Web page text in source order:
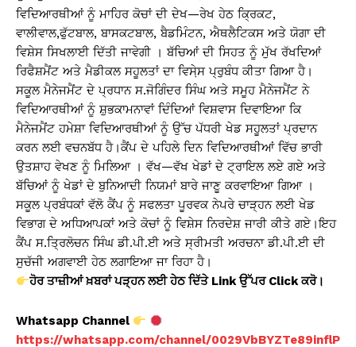
ਵਿਦਿਆਰਥੀਆਂ ਨੂੰ ਮਾਹਿਰ ਕੋਚਾਂ ਦੀ ਦੇਖ—ਰੇਖ ਹੇਠ ਕ੍ਰਿਕਟ,
ਵਾਲੀਵਾਲ,ਫੁੱਟਬਾਲ, ਬਾਸਕਟਬਾਲ, ਬੈਡਮਿੰਟਨ, ਐਥਲੈਟਿਕਸ ਅਤੇ ਯੋਗਾ ਦੀ
ਵਿਸ਼ੇਸ ਸਿਖਲਾਈ ਦਿੱਤੀ ਜਾਵੇਗੀ । ਬੱਚਿਆਂ ਦੀ ਸਿਹਤ ਨੂੰ ਮੁੱਖ ਰੱਖਦਿਆਂ
ਰਿਫੈਸ਼ਮੈਂਟ ਅਤੇ ਮੈਡੀਕਲ ਸਹੂਲਤਾਂ ਦਾ ਵਿਸੇ਼ਸ ਪ੍ਰੁਬੰਧ ਕੀਤਾ ਗਿਆ ਹੈ।
ਸਕੂਲ ਮੈਨੇਜਮੈਂਟ ਦੇ ਪ੍ਰਧਾਨ ਸ.ਜੋਗਿੰਦਰ ਸਿੰਘ ਅਤੇ ਸਮੂਹ ਮੈਨੇਜਮੈਂਟ ਨੇ
ਵਿਦਿਆਰਥੀਆਂ ਨੂੰ ਸ਼ੁਭਕਾਮਨਾਵਾਂ ਦਿੰਦਿਆਂ ਵਿਸ਼ਵਾਸ ਦਿਵਾਇਆ ਕਿ
ਮੈਨੇਜਮੈਂਟ ਹਮੇਸ਼ਾ ਵਿਦਿਆਰਥੀਆਂ ਨੂੰ ਉੱਚ ਪੱਧਰੀ ਖੇਡ ਸਹੂਲਤਾਂ ਪ੍ਰਦਾਨ
ਕਰਨ ਲਈ ਵਚਨਬੱਧ ਹੈ।ਕੈਂਪ ਦੇ ਪਹਿਲੇ ਦਿਨ ਵਿਦਿਆਰਥੀਆਂ ਵਿੱਚ ਭਾਰੀ
ਉਤਸ਼ਾਹ ਵੇਖਣ ਨੂੰ ਮਿਲਿਆ । ਵੱਖ—ਵੱਖ ਖੇਡਾਂ ਦੇ ਟ੍ਰਾਇਲ ਲਏ ਗਏ ਅਤੇ
ਬੱਚਿਆਂ ਨੂੰ ਖੇਡਾਂ ਦੇ ਬੁਨਿਆਦੀ ਨਿਯਮਾਂ ਬਾਰੇ ਜਾਣੂ ਕਰਵਾਇਆ ਗਿਆ ।
ਸਕੂਲ ਪ੍ਰਬੰਧਕਾਂ ਵੱਲੋ ਕੈਂਪ ਨੂੰ ਸਫਲਤਾ ਪੂਰਵਕ ਨੇਪਰੇ ਚਾੜ੍ਹਨ ਲਈ ਖੇਡ
ਵਿਭਾਗ ਦੇ ਅਧਿਆਪਕਾਂ ਅਤੇ ਕੋਚਾਂ ਨੂੰ ਵਿਸ਼ੇਸ ਨਿਰਦੇਸ਼ ਜਾਰੀ ਕੀਤੇ ਗਏ।ਇਹ
ਕੈਂਪ ਸ.ਤ੍ਰਿਲੋਚਨ ਸਿੰਘ ਡੀ.ਪੀ.ਈ ਅਤੇ ਸ੍ਰੀਮਤੀ ਅਰਚਨਾ ਡੀ.ਪੀ.ਈ ਦੀ
ਸੁਚੱਜੀ ਅਗਵਾਈ ਹੇਠ ਲਗਾਇਆ ਜਾ ਰਿਹਾ ਹੈ।
ਹੋਰ ਤਾਜ਼ੀਆਂ ਖ਼ਬਰਾਂ ਪੜ੍ਹਨ ਲਈ ਹੇਠ ਦਿੱਤੇ Link ਉੱਪਰ Click ਕਰੋ।
Whatsapp Channel
https://whatsapp.com/channel/0029VbBYZTe89inflP